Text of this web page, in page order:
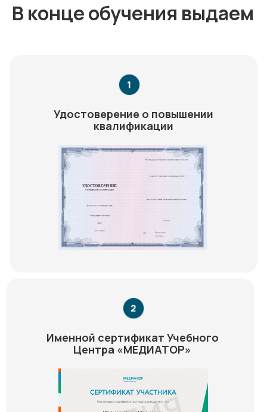
В конце обучения выдаем
Удостоверение о повышении
квалификации
Именной сертификат Учебного
Центра «МЕДИАТОР»